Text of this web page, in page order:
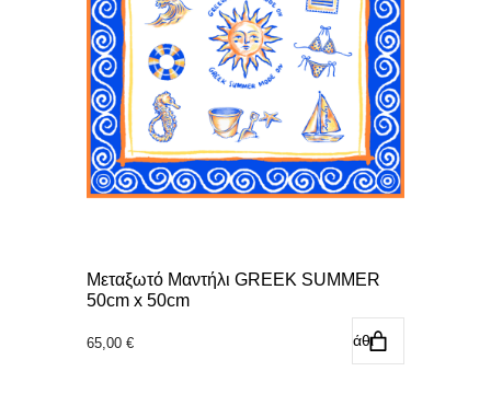
Μεταξωτό Μαντήλι GREEK SUMMER
50cm x 50cm
65,00 € Προσθήκη στο καλάθι